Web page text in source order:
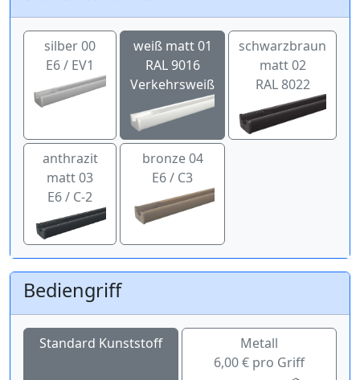
silber 00
E6 / EV1
weiß matt 01
RAL 9016
Verkehrsweiß
schwarzbraun
matt 02
RAL 8022
anthrazit
matt 03
E6 / C-2
bronze 04
E6 / C3
Bediengriff
Standard Kunststoff
Metall
6,00 € pro Griff